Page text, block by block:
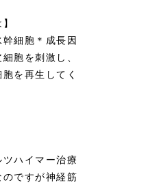
細胞＊成長因
胞を刺激し、
を再生してく
ハイマー治療
ですが神経筋